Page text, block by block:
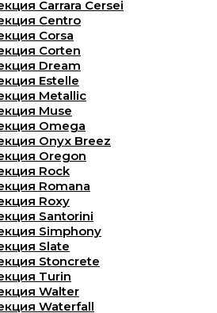
Carrara Cersei
Centro
Corsa
Corten
Dream
Estelle
Metallic
Muse
Omega
Onyx Breez
Oregon
Rock
Romana
Roxy
Santorini
Simphony
Slate
Stoncrete
Turin
Walter
Waterfall